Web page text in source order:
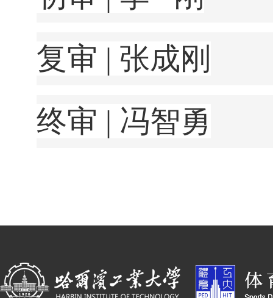
复审 | 张成刚
终审 | 冯智勇